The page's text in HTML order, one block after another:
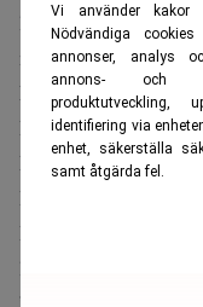
Vi använder kakor
Nödvändiga
annonser, analys
annons- och
produktutveckling,
identifiering via
enhet, säkerställa
samt åtgärda fel.
lottery”, tanken att
mer än hårt arbete.
Läs också:Tomma
Realtid
Ett löfte att ge bort
Buffett har länge
Redan 2010 skrev